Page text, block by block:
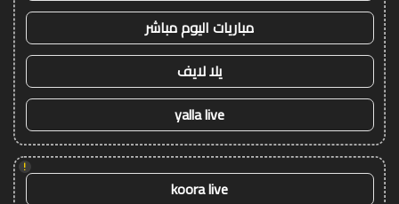
مباريات اليوم مباشر
يلا لايف
yalla live
!
koora live